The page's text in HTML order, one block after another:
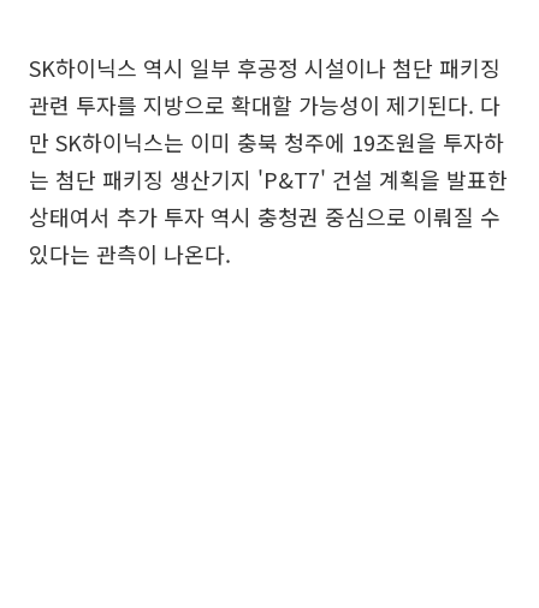
SK하이닉스 역시 일부 후공정 시설이나 첨단 패키징
관련 투자를 지방으로 확대할 가능성이 제기된다. 다
만 SK하이닉스는 이미 충북 청주에 19조원을 투자하
는 첨단 패키징 생산기지 'P&T7' 건설 계획을 발표한
상태여서 추가 투자 역시 충청권 중심으로 이뤄질 수
있다는 관측이 나온다.